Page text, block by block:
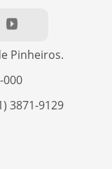
Pinheiros.
000
3871-9129